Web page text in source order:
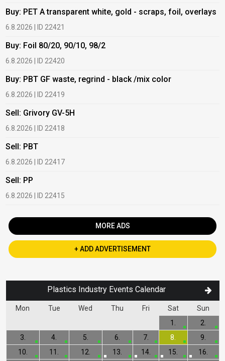
Buy: PET A transparent white, gold - scraps, foil, overlays
6.8.2026 | ID 22421
Buy: Foil 80/20, 90/10, 98/2
6.8.2026 | ID 22420
Buy: PBT GF waste, regrind - black /mix color
6.8.2026 | ID 22419
Sell: Grivory GV-5H
6.8.2026 | ID 22418
Sell: PBT
6.8.2026 | ID 22417
Sell: PP
6.8.2026 | ID 22415
MORE ADS
+ ADD ADVERTISEMENT
Plastics Industry Events Calendar
Mon Tue Wed Thu Fri Sat
Sun
1.
2.
3.
4. 5. 6. 7. 8.
9.
10.
11. 12. 13. 14. 15. 16.